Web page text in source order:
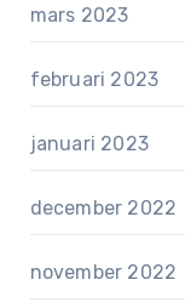
mars 2023
februari 2023
januari 2023
december 2022
november 2022